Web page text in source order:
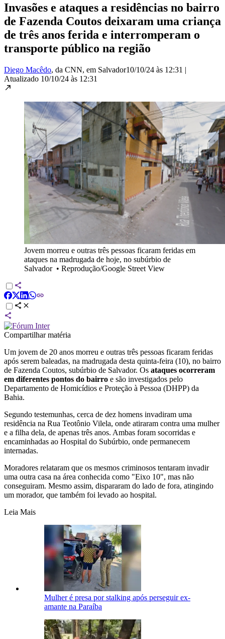
Invasões e ataques a residências no bairro
de Fazenda Coutos deixaram uma criança
de três anos ferida e interromperam o
transporte público na região
Diego Macêdo, da CNN, em Salvador10/10/24 às 12:31 |
Atualizado 10/10/24 às 12:31
Jovem morreu e outras três pessoas ficaram feridas em
ataques na madrugada de hoje, no subúrbio de
Salvador• Reprodução/Google Street View
Compartilhar matéria
Um jovem de 20 anos morreu e outras três pessoas ficaram feridas
após serem baleadas, na madrugada desta quinta-feira (10), no bairro
de Fazenda Coutos, subúrbio de Salvador. Os ataques ocorreram
em diferentes pontos do bairro e são investigados pelo
Departamento de Homicídios e Proteção à Pessoa (DHPP) da
Bahia.
Segundo testemunhas, cerca de dez homens invadiram uma
residência na Rua Teotônio Vilela, onde atiraram contra uma mulher
e a filha dela, de apenas três anos. Ambas foram socorridas e
encaminhadas ao Hospital do Subúrbio, onde permanecem
internadas.
Moradores relataram que os mesmos criminosos tentaram invadir
uma outra casa na área conhecida como "Eixo 10", mas não
conseguiram. Mesmo assim, dispararam do lado de fora, atingindo
um morador, que também foi levado ao hospital.
Leia Mais
Mulher é presa por stalking após perseguir ex-
amante na Paraíba